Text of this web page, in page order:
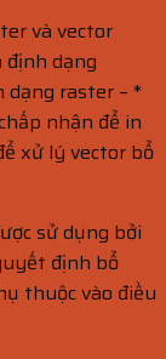
và vector
định dạng
dạng raster – *
nhận để in
xử lý vector bổ
sử dụng bởi
định bổ
thuộc vào điều